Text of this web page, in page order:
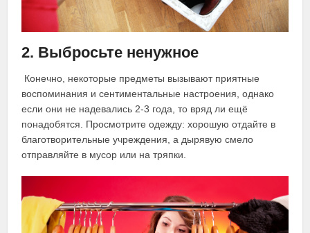
2. Выбросьте ненужное
Конечно, некоторые предметы вызывают приятные
воспоминания и сентиментальные настроения, однако
если они не надевались 2-3 года, то вряд ли ещё
понадобятся. Просмотрите одежду: хорошую отдайте в
благотворительные учреждения, а дырявую смело
отправляйте в мусор или на тряпки.